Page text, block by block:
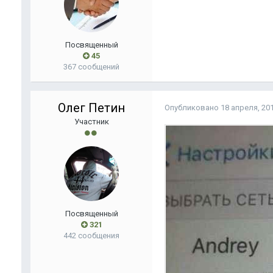
Посвященный
45
367 сообщений
Олег Петин
Участник
Посвященный
321
442 сообщения
Опубликовано 18 апреля,